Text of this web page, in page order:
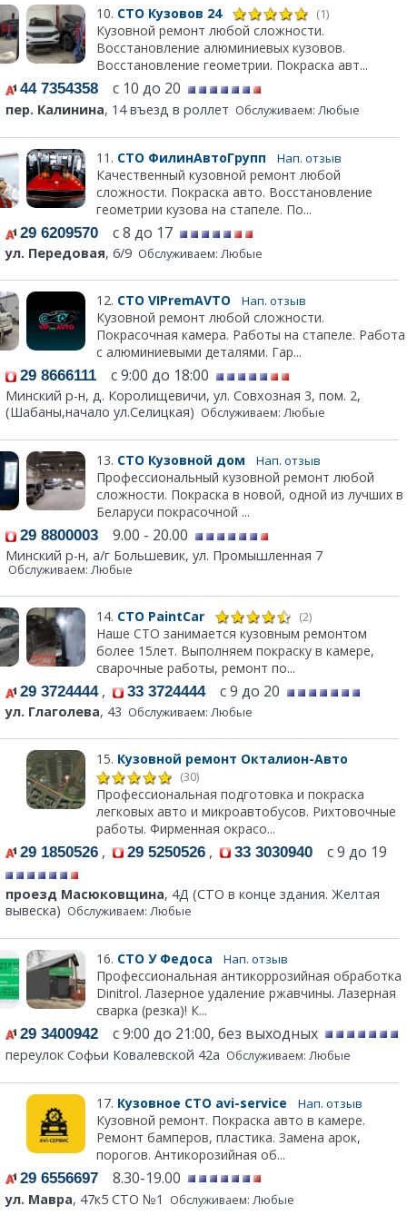
10. СТО Кузовов 24 (1)
Кузовной ремонт любой сложности.
Восстановление алюминиевых кузовов.
Восстановление геометрии. Покраска авт...
44 7354358 с 10 до 20
пер. Калинина, 14 въезд в роллет Обслуживаем: Любые
11. СТО ФилинАвтоГрупп Нап. отзыв
Качественный кузовной ремонт любой
сложности. Покраска авто. Восстановление
геометрии кузова на стапеле. По...
29 6209570 с 8 до 17
ул. Передовая, 6/9 Обслуживаем: Любые
12. СТО VIPremAVTO Нап. отзыв
Кузовной ремонт любой сложности.
Покрасочная камера. Работы на стапеле. Работа
с алюминиевыми деталями. Гар...
29 8666111 c 9:00 до 18:00
Минский р-н, д. Королищевичи, ул. Совхозная 3, пом. 2,
(Шабаны,начало ул.Селицкая) Обслуживаем: Любые
13. СТО Кузовной дом Нап. отзыв
Профессиональный кузовной ремонт любой
сложности. Покраска в новой, одной из лучших в
Беларуси покрасочной ...
29 8800003 9.00 - 20.00
Минский р-н, а/г Большевик, ул. Промышленная 7
Обслуживаем: Любые
14. СТО PaintCar (2)
Наше СТО занимается кузовным ремонтом
более 15лет. Выполняем покраску в камере,
сварочные работы, ремонт по...
29 3724444, 33 3724444с 9 до 20
ул. Глаголева, 43 Обслуживаем: Любые
15. Кузовной ремонт Окталион-Авто
(30)
Профессиональная подготовка и покраска
легковых авто и микроавтобусов. Рихтовочные
работы. Фирменная окрасо...
29 1850526 , 29 5250526 , 33 3030940 с 9 до 19
проезд Масюковщина, 4Д (СТО в конце здания. Желтая
вывеска) Обслуживаем: Любые
16. СТО У Федоса Нап. отзыв
Профессиональная антикоррозийная обработка
Dinitrol. Лазерное удаление ржавчины. Лазерная
сварка (резка)! К...
29 3400942 с 9:00 до 21:00, без выходных
переулок Софьи Ковалевской 42а Обслуживаем: Любые
17. Кузовное СТО avi-service Нап. отзыв
Кузовной ремонт. Покраска авто в камере.
Ремонт бамперов, пластика. Замена арок,
порогов. Антикорозийная об...
29 6556697 8.30-19.00
ул. Мавра, 47к5 СТО №1 Обслуживаем: Любые